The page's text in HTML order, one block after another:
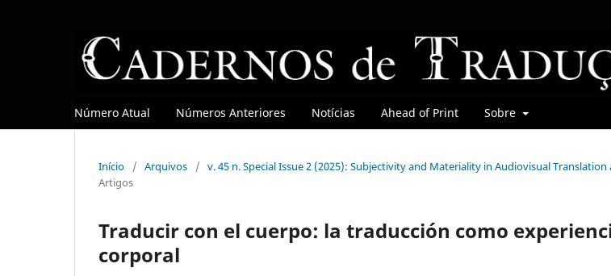
Número Atual Números Anteriores Notícias Ahead of Print Sobre
Início / Arquivos / v. 45 n. Special Issue 2 (2025): Subjectivity and Materiality in Audiovisual
Artigos
Traducir con el cuerpo: la traducción como
corporal